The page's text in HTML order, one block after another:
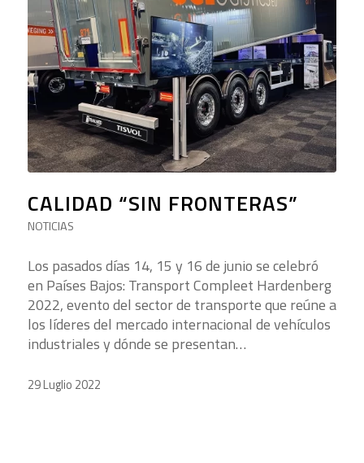
CALIDAD “SIN FRONTERAS”
NOTICIAS
Los pasados días 14, 15 y 16 de junio se celebró
en Países Bajos: Transport Compleet Hardenberg
2022, evento del sector de transporte que reúne a
los líderes del mercado internacional de vehículos
industriales y dónde se presentan…
29 Luglio 2022